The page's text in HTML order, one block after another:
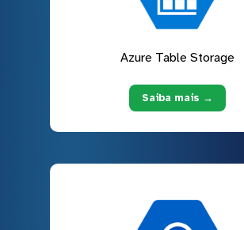
Azure Table Storage
Saiba mais →